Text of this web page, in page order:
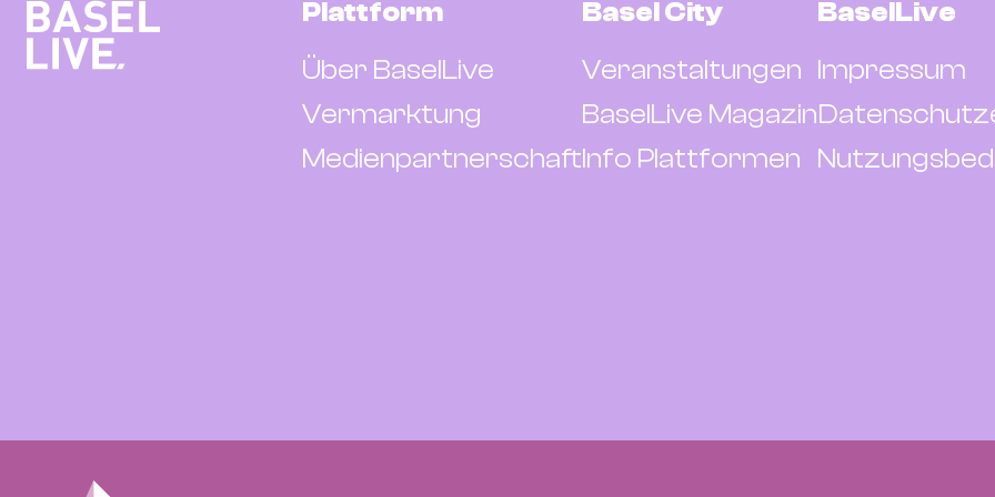
Plattform
Über BaselLive
Vermarktung
Medienpartnerschaft
Basel City
Veranstaltungen
BaselLive Magazin
Info Plattformen
BaselLive
Impressum